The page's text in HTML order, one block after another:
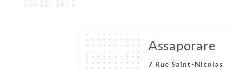
Assaporare
7 Rue Saint-Nicolas